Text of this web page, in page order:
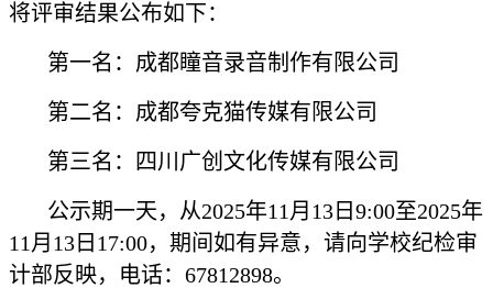
将评审结果公布如下：
第一名：成都瞳音录音制作有限公司
第二名：成都夸克猫传媒有限公司
第三名：四川广创文化传媒有限公司
公示期一天，从2025年11月13日9:00至2025年
11月13日17:00，期间如有异意，请向学校纪检审
计部反映，电话：67812898。